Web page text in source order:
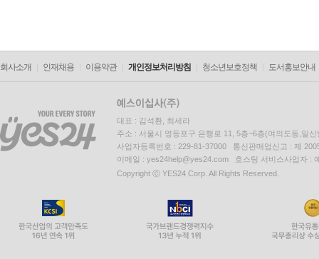
회사소개 인재채용 이용약관 개인정보처리방침 청소년보호정책 도서홍보안내
대표 : 김석환, 최세라
주소 : 서울시 영등포구 은행로 11, 5층~6층(여의도동,일신
사업자등록번호 : 229-81-37000 통신판매업신고 : 제
이메일 : yes24help@yes24.com 호스팅 서비스사업자 :
Copyright ⓒ YES24 Corp. All Rights Reserved.